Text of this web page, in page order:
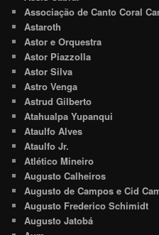
Associação de Canto Coral
Astaroth
Astor e Orquestra
Astor Piazzolla
Astor Silva
Astro Venga
Astrud Gilberto
Atahualpa Yupanqui
Ataulfo Alves
Ataulfo Jr.
Atlético Mineiro
Augusto Calheiros
Augusto de Campos e Cid
Augusto Frederico Schimidt
Augusto Jatobá